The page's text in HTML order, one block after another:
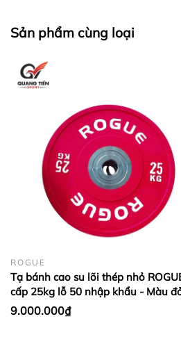
- Điện thoại : 0986.728.135 ;
- Email :
Sản phẩm cùng loại
ROGUE
Tạ bánh cao su lõi thép nhỏ
cấp 25kg lỗ 50 nhập khẩu - Màu
cặp)
9.000.000₫